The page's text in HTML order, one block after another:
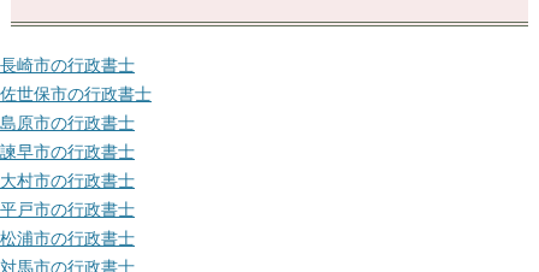
長崎市の行政書士
佐世保市の行政書士
島原市の行政書士
諫早市の行政書士
大村市の行政書士
平戸市の行政書士
松浦市の行政書士
対馬市の行政書士